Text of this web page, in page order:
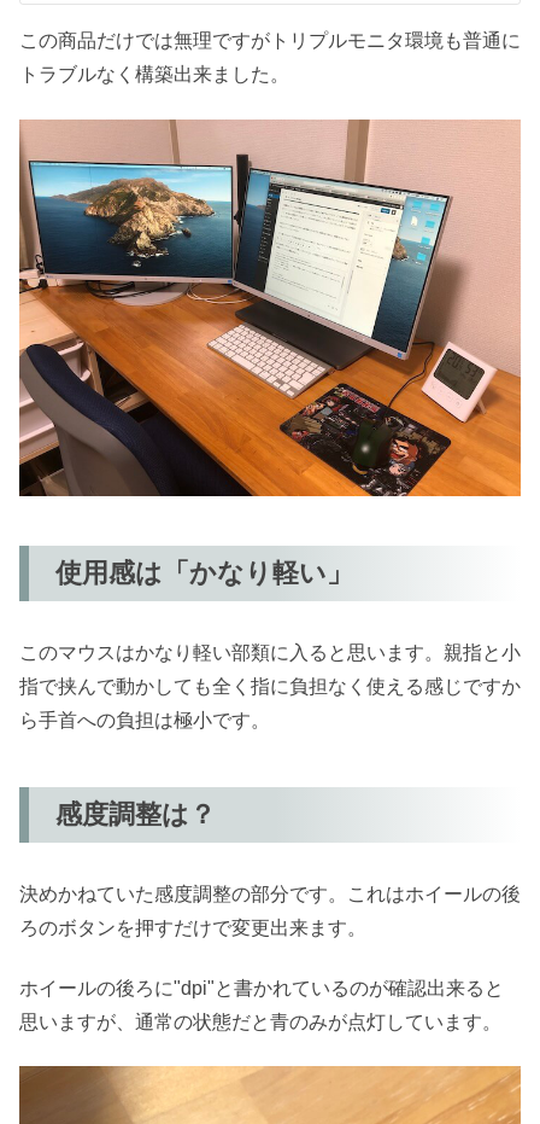
この商品だけでは無理ですがトリプルモニタ環境も普通に
トラブルなく構築出来ました。
使用感は「かなり軽い」
このマウスはかなり軽い部類に入ると思います。親指と小
指で挟んで動かしても全く指に負担なく使える感じですか
ら手首への負担は極小です。
感度調整は？
決めかねていた感度調整の部分です。これはホイールの後
ろのボタンを押すだけで変更出来ます。
ホイールの後ろに"dpi"と書かれているのが確認出来ると
思いますが、通常の状態だと青のみが点灯しています。